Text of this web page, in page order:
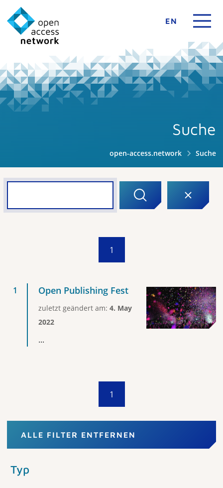
EN
Suche
open-access.network Suche
1
Open Publishing Fest
zuletzt geändert am: 4. May
2022
...
1
ALLE FILTER ENTFERNEN
Typ